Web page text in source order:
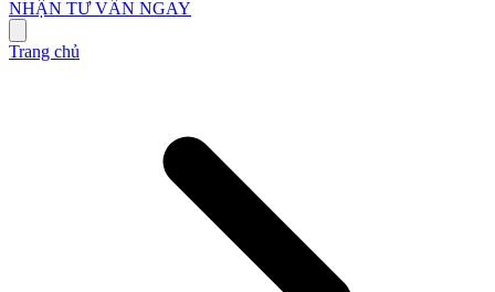
NHẬN TƯ VẤN NGAY
Trang chủ